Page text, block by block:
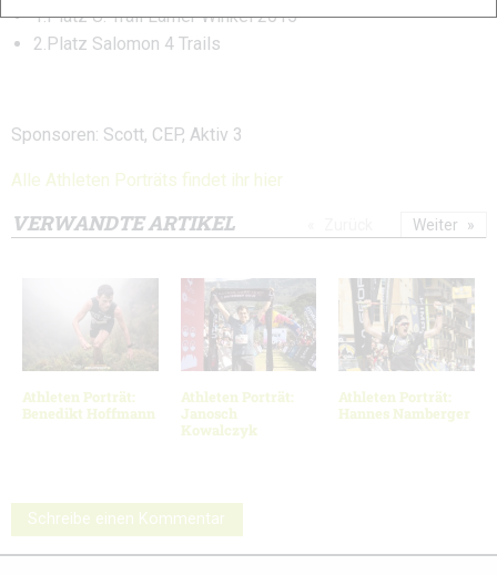
1.Platz U. Trail Lamer Winkel 2015
2.Platz Salomon 4 Trails
Sponsoren: Scott, CEP, Aktiv 3
Alle Athleten Porträts findet ihr hier
VERWANDTE ARTIKEL
Athleten Porträt:
Benedikt Hoffmann
Athleten Porträt:
Janosch
Kowalczyk
Athleten Porträt:
Hannes Namberger
Weiter
Schreibe einen Kommentar